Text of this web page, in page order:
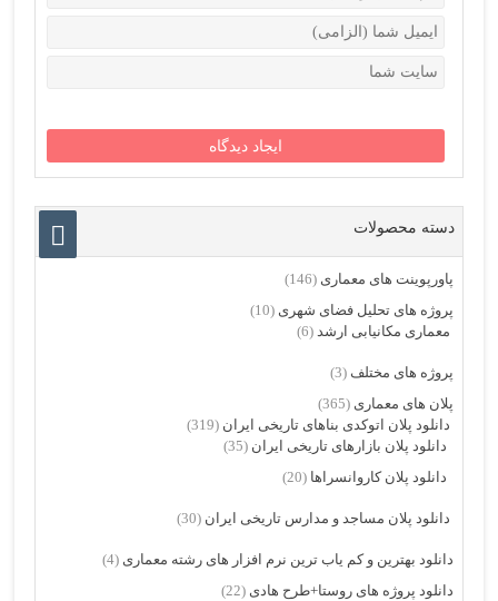
دسته محصولات
پاورپوینت های معماری (146)
پروژه های تحلیل فضای شهری (10)
معماری مکانیابی ارشد (6)
پروژه های مختلف (3)
پلان های معماری (365)
دانلود پلان اتوکدی بناهای تاریخی ایران (319)
دانلود پلان بازارهای تاریخی ایران (35)
دانلود پلان کاروانسراها (20)
دانلود پلان مساجد و مدارس تاریخی ایران (30)
دانلود بهترین و کم یاب ترین نرم افزار های رشته معماری (4)
دانلود پروژه های روستا+طرح هادی (22)